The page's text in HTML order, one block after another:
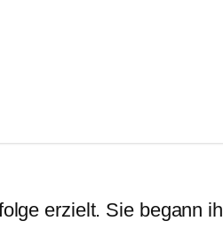
erzielt. Sie begann